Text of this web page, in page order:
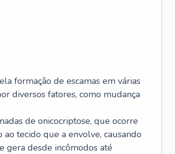
formação de escamas em várias
diversos fatores, como mudança
de onicocriptose, que ocorre
tecido que a envolve, causando
gera desde incômodos até